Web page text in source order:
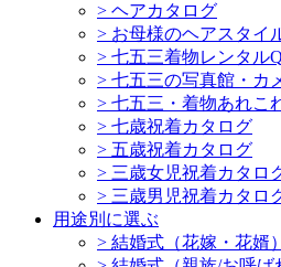
> ヘアカタログ
> お母様のヘアスタイ
> 七五三着物レンタル
> 七五三の写真館・カ
> 七五三・着物あれこ
> 七歳祝着カタログ
> 五歳祝着カタログ
> 三歳女児祝着カタロ
> 三歳男児祝着カタロ
用途別に選ぶ
> 結婚式（花嫁・花婿）